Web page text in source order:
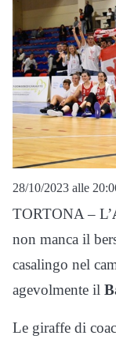
28/10/2023 alle
TORTONA – L’
non manca il
casalingo nel
agevolmente il
Le giraffe di